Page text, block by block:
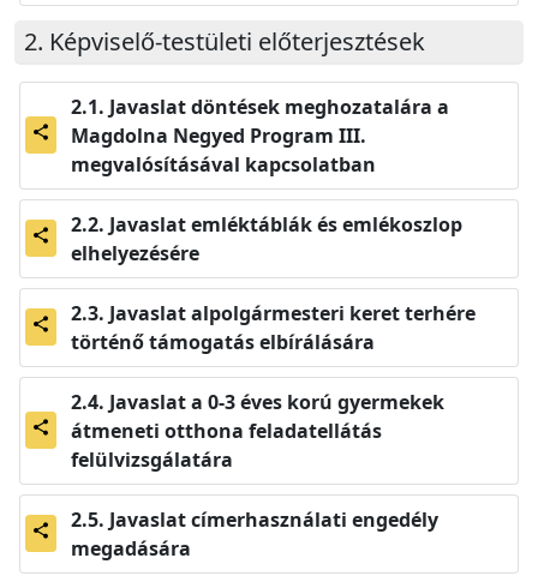
Képviselő-testületi előterjesztések
share
Javaslat döntések meghozatalára a
Magdolna Negyed Program III.
megvalósításával kapcsolatban
share
Javaslat emléktáblák és emlékoszlop
elhelyezésére
share
Javaslat alpolgármesteri keret terhére
történő támogatás elbírálására
share
Javaslat a 0-3 éves korú gyermekek
átmeneti otthona feladatellátás
felülvizsgálatára
share
Javaslat címerhasználati engedély
megadására